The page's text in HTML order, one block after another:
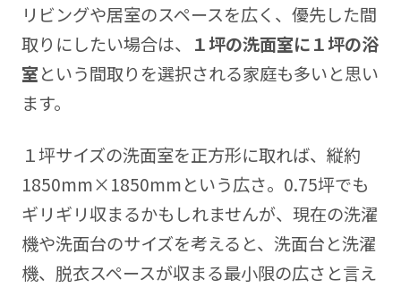
リビングや居室のスペースを広く、優先した間
取りにしたい場合は、 １坪の洗面室に１坪の浴
室という間取りを選択される家庭も多いと思い
ます。
１坪サイズの洗面室を正方形に取れば、縦約
1850mm×1850mmという広さ。0.75坪でも
ギリギリ収まるかもしれませんが、現在の洗濯
機や洗面台のサイズを考えると、洗面台と洗濯
機、脱衣スペースが収まる最小限の広さと言え